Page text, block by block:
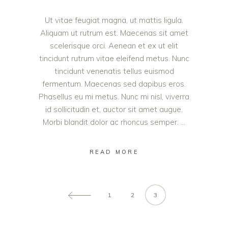
Ut vitae feugiat magna, ut mattis ligula.
Aliquam ut rutrum est. Maecenas sit amet
scelerisque orci. Aenean et ex ut elit
tincidunt rutrum vitae eleifend metus. Nunc
tincidunt venenatis tellus euismod
fermentum. Maecenas sed dapibus eros.
Phasellus eu mi metus. Nunc mi nisl, viverra
id sollicitudin et, auctor sit amet augue.
Morbi blandit dolor ac rhoncus semper.
READ MORE
1 2 3